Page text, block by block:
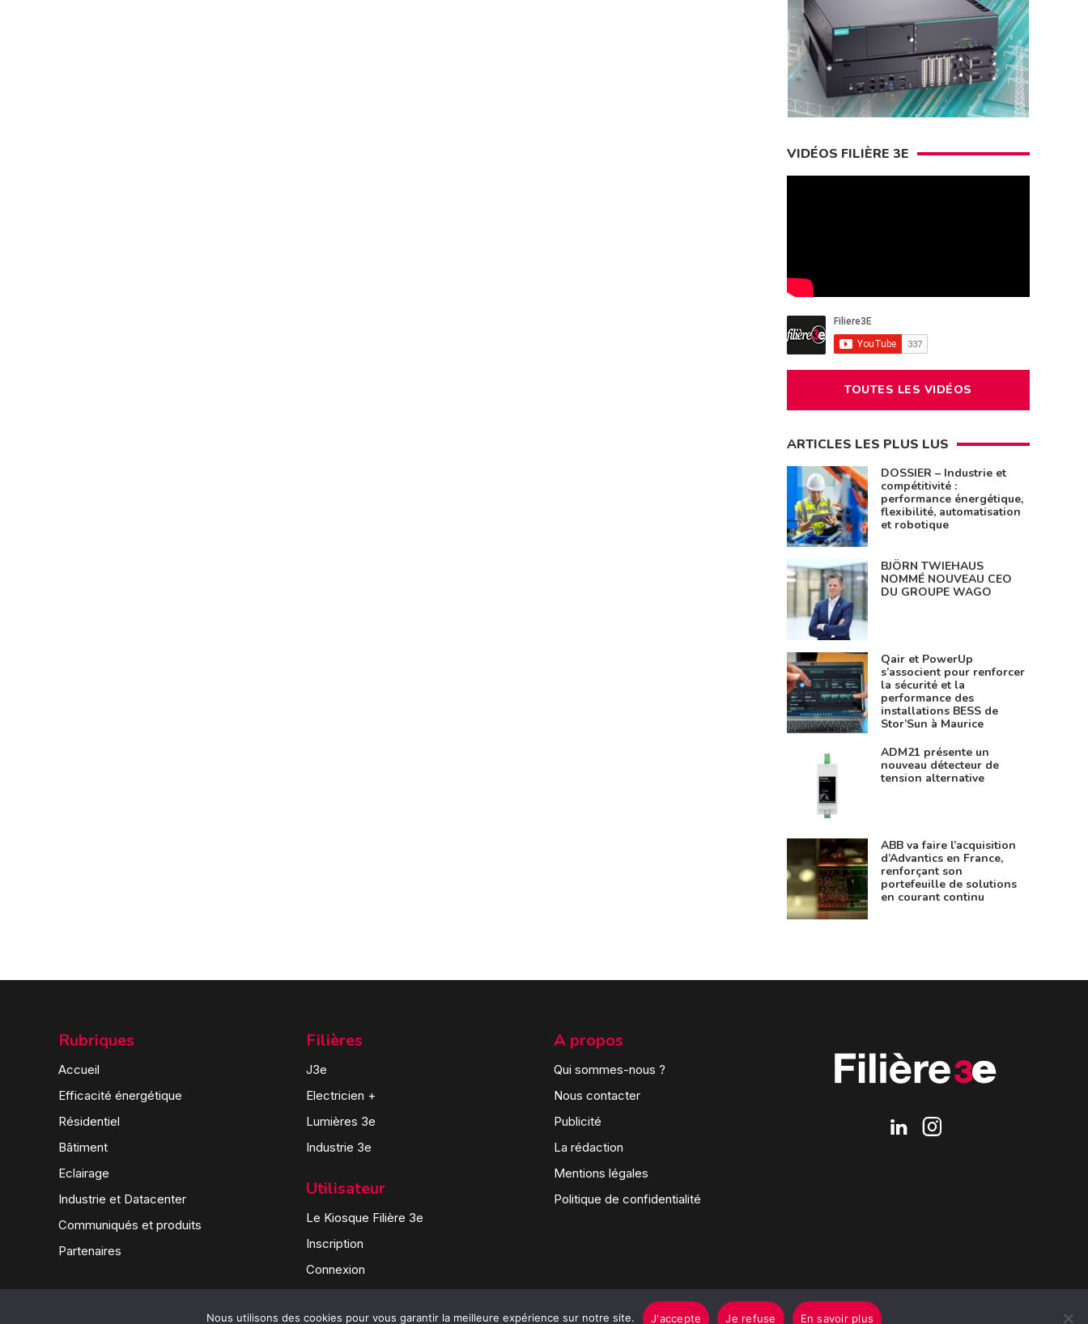
VIDÉOS FILIÈRE 3E
TOUTES LES VIDÉOS
ARTICLES LES PLUS LUS
DOSSIER – Industrie et
compétitivité :
performance énergétique,
flexibilité, automatisation
et robotique
BJÖRN TWIEHAUS
NOMMÉ NOUVEAU CEO
DU GROUPE WAGO
Qair et PowerUp
s’associent pour renforcer
la sécurité et la
performance des
installations BESS de
Stor’Sun à Maurice
ADM21 présente un
nouveau détecteur de
tension alternative
ABB va faire l’acquisition
d’Advantics en France,
renforçant son
portefeuille de solutions
en courant continu
Rubriques
Accueil
Efficacité énergétique
Résidentiel
Bâtiment
Eclairage
Industrie et Datacenter
Communiqués et produits
Partenaires
Filières
J3e
Electricien +
Lumières 3e
Industrie 3e
Utilisateur
Le Kiosque Filière 3e
Inscription
Connexion
A propos
Qui sommes-nous ?
Nous contacter
Publicité
La rédaction
Mentions légales
Politique de confidentialité
Nous utilisons des cookies pour vous garantir la meilleure expérience sur notre site. J'accepte Je refuse En savoir plus